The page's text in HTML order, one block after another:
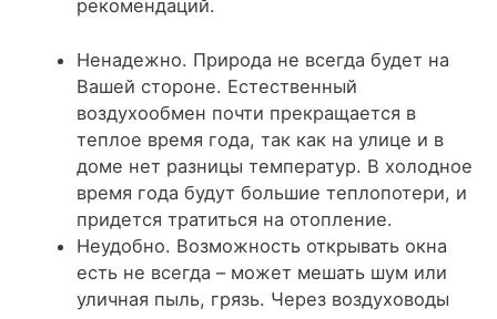
рекомендаций.
Ненадежно. Природа не всегда будет на
Вашей стороне. Естественный
воздухообмен почти прекращается в
теплое время года, так как на улице и в
доме нет разницы температур. В холодное
время года будут большие теплопотери, и
придется тратиться на отопление.
Неудобно. Возможность открывать окна
есть не всегда – может мешать шум или
уличная пыль, грязь. Через воздуховоды